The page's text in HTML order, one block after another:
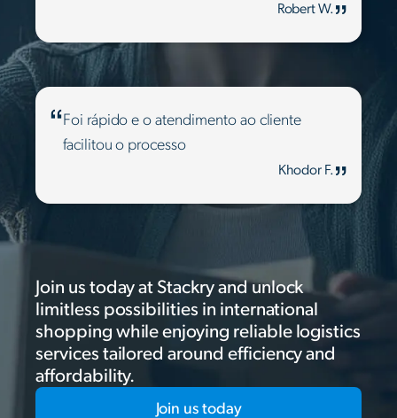
Robert W.
Foi rápido e o atendimento ao cliente
facilitou o processo
Khodor F.
Join us today at Stackry and unlock
limitless possibilities in international
shopping while enjoying reliable logistics
services tailored around efficiency and
affordability.
Join us today